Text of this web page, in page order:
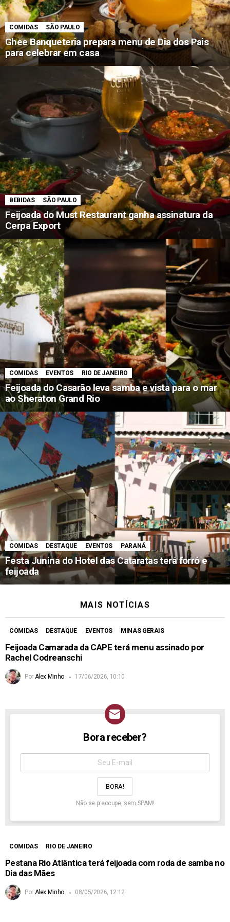
COMIDAS SÃO PAULO
Ghee Banqueteria prepara menu de Dia dos Pais
para celebrar em casa
BEBIDAS SÃO PAULO
Feijoada do Must Restaurant ganha assinatura da
Cerpa Export
COMIDAS EVENTOS RIO DE JANEIRO
Feijoada do Casarão leva samba e vista para o mar
ao Sheraton Grand Rio
COMIDAS DESTAQUE EVENTOS PARANÁ
Festa Junina do Hotel das Cataratas terá forró e
feijoada
MAIS NOTÍCIAS
COMIDAS DESTAQUE EVENTOS MINAS GERAIS
Feijoada Camarada da CAPE terá menu assinado por
Rachel Codreanschi
Por Alex Minho 17/06/2026, 10:10
Bora receber?
Não se preocupe, sem SPAM!
COMIDAS RIO DE JANEIRO
Pestana Rio Atlântica terá feijoada com roda de samba no
Dia das Mães
Por Alex Minho 08/05/2026, 12:12